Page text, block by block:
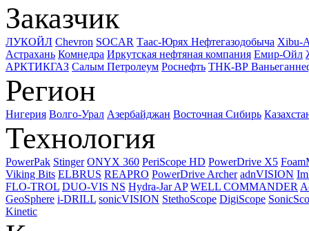
Заказчик
ЛУКОЙЛ Chevron SOCAR Таас-Юрях Нефтегазодобыча Xibu-
Астрахань Комнедра Иркутская нефтяная компания Емир-Ойл
АРКТИКГАЗ Салым Петролеум Роснефть ТНК-ВР
Регион
Нигерия Волго-Урал Азербайджан Восточная Сибирь
Технология
PowerPak Stinger ONYX 360 PeriScope HD PowerDrive X5
Viking Bits ELBRUS REAPRO PowerDrive Archer adnVISION
FLO-TROL DUO-VIS NS Hydra-Jar AP WELL COMMANDER
GeoSphere i-DRILL sonicVISION StethoScope DigiScope
Kinetic